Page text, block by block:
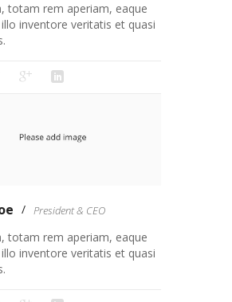
totam rem aperiam, eaque
inventore veritatis et quasi
President & CEO
totam rem aperiam, eaque
inventore veritatis et quasi